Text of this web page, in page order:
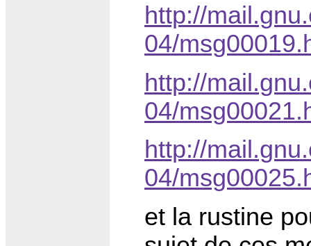
http://
04/
http://
04/
http://
04/
et la rustine